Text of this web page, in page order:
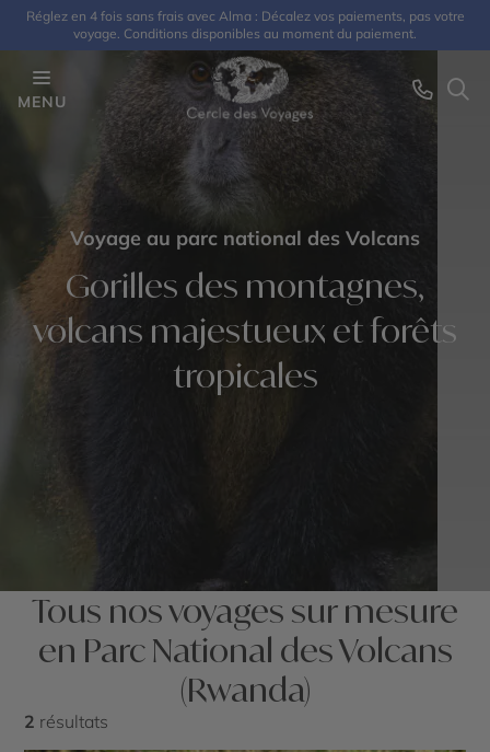
Réglez en 4 fois sans frais avec Alma : Décalez vos paiements, pas votre
voyage. Conditions disponibles au moment du paiement.
MENU
Voyage au parc national des Volcans
Gorilles des montagnes,
volcans majestueux et forêts
tropicales
Tous nos voyages sur mesure
en Parc National des Volcans
(Rwanda)
2 résultats